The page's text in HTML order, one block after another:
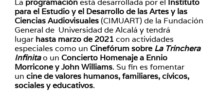
La programaciónestá desarrollada por el Instituto
para el Estudio y el Desarrollo de las Artes y las
Ciencias Audiovisuales(CIMUART) de la Fundación
General de Universidad de Alcalá y tendrá
lugar hasta marzo de 2021 con actividades
especiales como un Cinefórum sobre La Trinchera
Infinitao un Concierto Homenaje a Ennio
Morricone y John Williams. Su fin es fomentar
un cine de valores humanos, familiares, cívicos,
sociales y educativos.